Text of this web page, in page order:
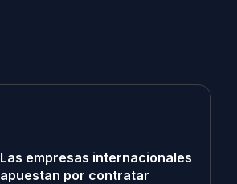
Las empresas internacionales
apuestan por contratar